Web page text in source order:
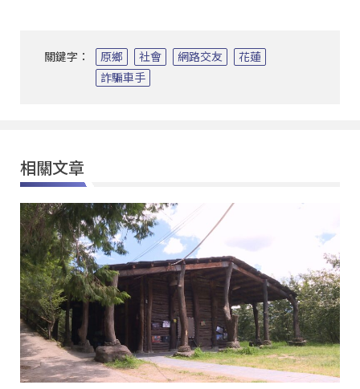
關鍵字： 原鄉 社會 網路交友
花蓮
詐騙車手
相關文章